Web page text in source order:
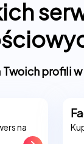
profili
na